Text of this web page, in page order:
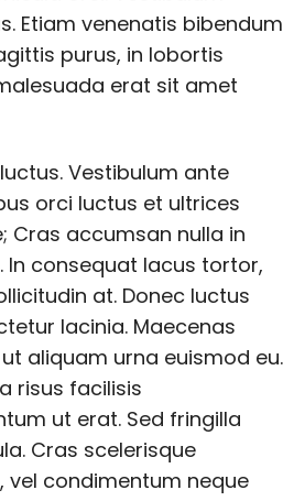
Etiam venenatis bibendum
purus, in lobortis
erat sit amet
Vestibulum ante
orci luctus et ultrices
Cras accumsan nulla in
In consequat lacus tortor,
at. Donec luctus
lacinia. Maecenas
aliquam urna euismod eu.
risus facilisis
ut erat. Sed fringilla
Cras scelerisque
vel condimentum neque